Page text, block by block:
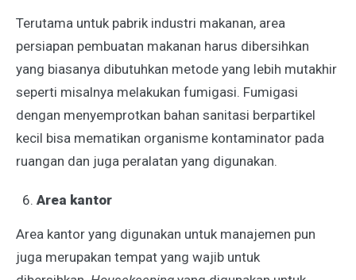
Terutama untuk pabrik industri makanan, area
persiapan pembuatan makanan harus dibersihkan
yang biasanya dibutuhkan metode yang lebih mutakhir
seperti misalnya melakukan fumigasi. Fumigasi
dengan menyemprotkan bahan sanitasi berpartikel
kecil bisa mematikan organisme kontaminator pada
ruangan dan juga peralatan yang digunakan.
Area kantor
Area kantor yang digunakan untuk manajemen pun
juga merupakan tempat yang wajib untuk